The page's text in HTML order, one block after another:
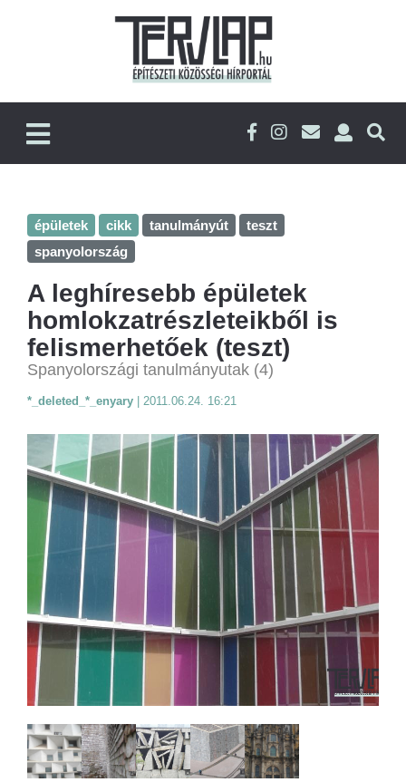
épületek cikk tanulmányút
teszt
spanyolország
A leghíresebb épületek
homlokzatrészleteikből is
felismerhetőek (teszt)
Spanyolországi tanulmányutak (4)
*_deleted_*_enyary 2011.06.24. 16:21